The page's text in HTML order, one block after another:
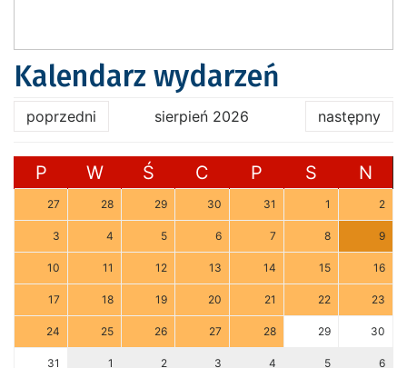
Kalendarz wydarzeń
poprzedni sierpień 2026 następny
P W Ś C P S N
27 28 29 30 31 1 2
3 4 5 6 7 8 9
10 11 12 13 14 15 16
17 18 19 20 21 22 23
24 25 26 27 28 29 30
31 1 2 3 4 5 6